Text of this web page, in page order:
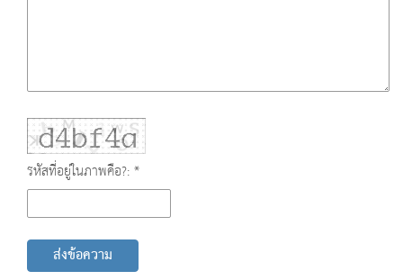
รหัสที่อยู่ในภาพคือ?: *
ส่งข้อความ